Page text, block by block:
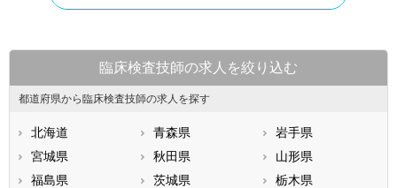
臨床検査技師の求人を絞り込む
都道府県から臨床検査技師の求人を探す
北海道 青森県
岩手県
宮城県
秋田県
山形県
福島県
茨城県
栃木県